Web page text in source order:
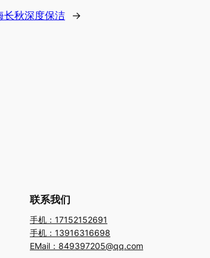
长秋深度保洁 →
联系我们
手机：17152152691
手机：13916316698
EMail：849397205@qq.com